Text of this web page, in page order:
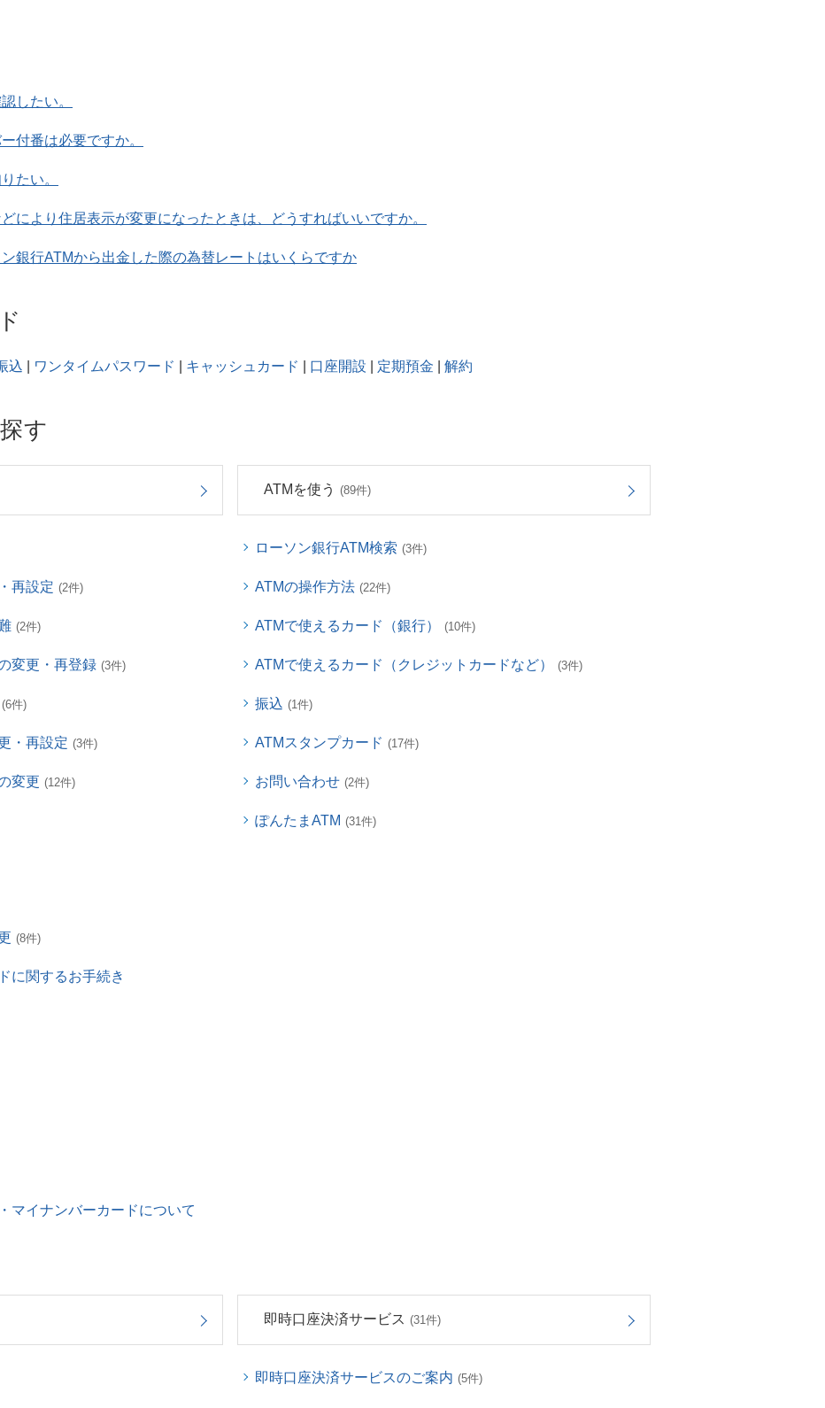
したい。
付番は必要ですか。
たい。
により住居表示が変更になったときは、どうすればいいですか。
銀行ATMから出金した際の為替レートはいくらですか
込 ワンタイムパスワード キャッシュカード 口座開設 定期預金 解約
す
再設定 (2件)
(2件)
変更・再登録 (3件)
(6件)
・再設定 (3件)
変更 (12件)
(8件)
に関するお手続き
マイナンバーカードについて
ATMを使う (89件)
ローソン銀行ATM検索 (3件)
ATMの操作方法 (22件)
ATMで使えるカード（銀行） (10件)
ATMで使えるカード（クレジットカードなど） (3件)
振込 (1件)
ATMスタンプカード (17件)
お問い合わせ (2件)
ぽんたまATM (31件)
即時口座決済サービス (31件)
即時口座決済サービスのご案内 (5件)